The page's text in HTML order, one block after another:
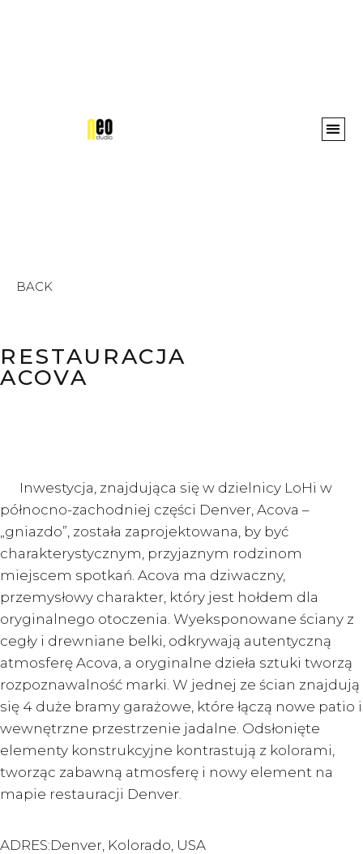
BACK
RESTAURACJA
ACOVA
Inwestycja, znajdująca się w dzielnicy LoHi w
północno-zachodniej części Denver, Acova –
„gniazdo”, została zaprojektowana, by być
charakterystycznym, przyjaznym rodzinom
miejscem spotkań. Acova ma dziwaczny,
przemysłowy charakter, który jest hołdem dla
oryginalnego otoczenia. Wyeksponowane ściany z
cegły i drewniane belki, odkrywają autentyczną
atmosferę Acova, a oryginalne dzieła sztuki tworzą
rozpoznawalność marki. W jednej ze ścian znajdują
się 4 duże bramy garażowe, które łączą nowe patio i
wewnętrzne przestrzenie jadalne. Odsłonięte
elementy konstrukcyjne kontrastują z kolorami,
tworząc zabawną atmosferę i nowy element na
mapie restauracji Denver.
ADRES:Denver, Kolorado, USA